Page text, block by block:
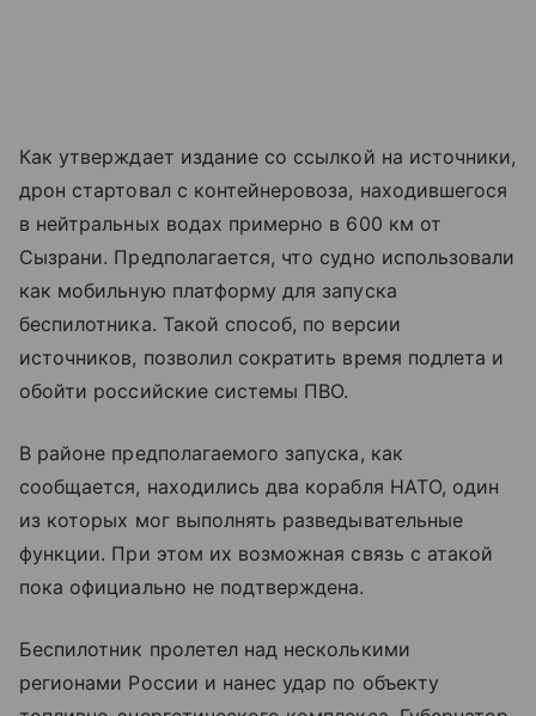
Как утверждает издание со ссылкой на источники,
дрон стартовал с контейнеровоза, находившегося
в нейтральных водах примерно в 600 км от
Сызрани. Предполагается, что судно использовали
как мобильную платформу для запуска
беспилотника. Такой способ, по версии
источников, позволил сократить время подлета и
обойти российские системы ПВО.
В районе предполагаемого запуска, как
сообщается, находились два корабля НАТО, один
из которых мог выполнять разведывательные
функции. При этом их возможная связь с атакой
пока официально не подтверждена.
Беспилотник пролетел над несколькими
регионами России и нанес удар по объекту